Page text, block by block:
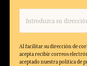
Al facilitar su dirección de
acepta recibir correos
aceptado nuestra política de